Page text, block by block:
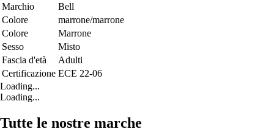
Marchio
Bell
Colore
marrone/marrone
Colore
Marrone
Sesso
Misto
Fascia d'età
Adulti
Certificazione ECE 22-06
Loading...
Loading...
Tutte le nostre marche